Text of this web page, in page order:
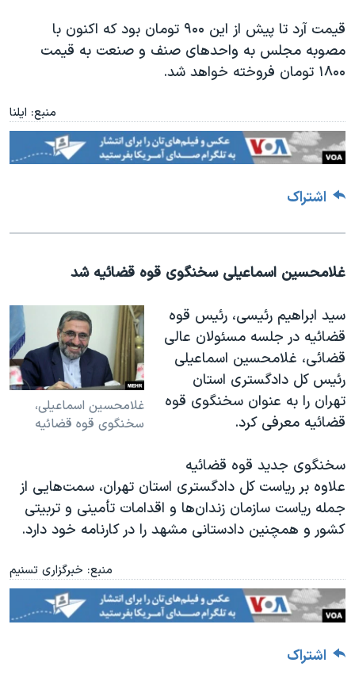
قیمت آرد تا پیش از این ۹۰۰ تومان بود که اکنون با
مصوبه مجلس به واحدهای صنف و صنعت به قیمت
۱۸۰۰ تومان فروخته خواهد شد
.
منبع: ایلنا
اشتراک
غلامحسین اسماعیلی سخنگوی قوه قضائیه شد
غلامحسین اسماعیلی،
سخنگوی قوه قضائیه
سید ابراهیم رئیسی، رئیس قوه
قضائیه در جلسه مسئولان عالی
قضائی، غلامحسین اسماعیلی
رئیس کل دادگستری استان
تهران را به عنوان سخنگوی قوه
قضائیه معرفی کرد.
سخنگوی جدید قوه قضائیه
علاوه بر ریاست کل دادگستری استان تهران، سمت‌هایی از
جمله ریاست سازمان زندان‌ها و اقدامات تأمینی و تربیتی
کشور و همچنین دادستانی مشهد را در کارنامه خود دارد.
منبع: خبرگزاری تسنیم
اشتراک